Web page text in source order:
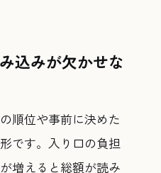
込みが欠かせな
順位や事前に決めた
です。入り口の負担
増えると総額が読み